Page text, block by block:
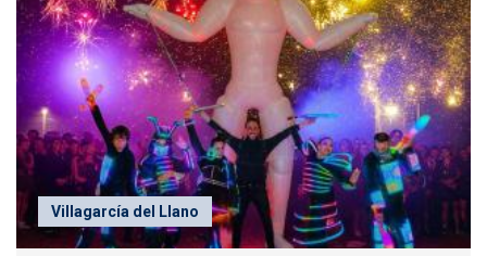
Villagarcía del Llano